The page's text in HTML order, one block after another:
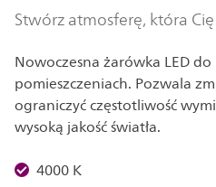
Stwórz atmosferę, która
Nowoczesna żarówka LED
pomieszczeniach. Pozwala
ograniczyć częstotliwość
wysoką jakość światła.
4000 K